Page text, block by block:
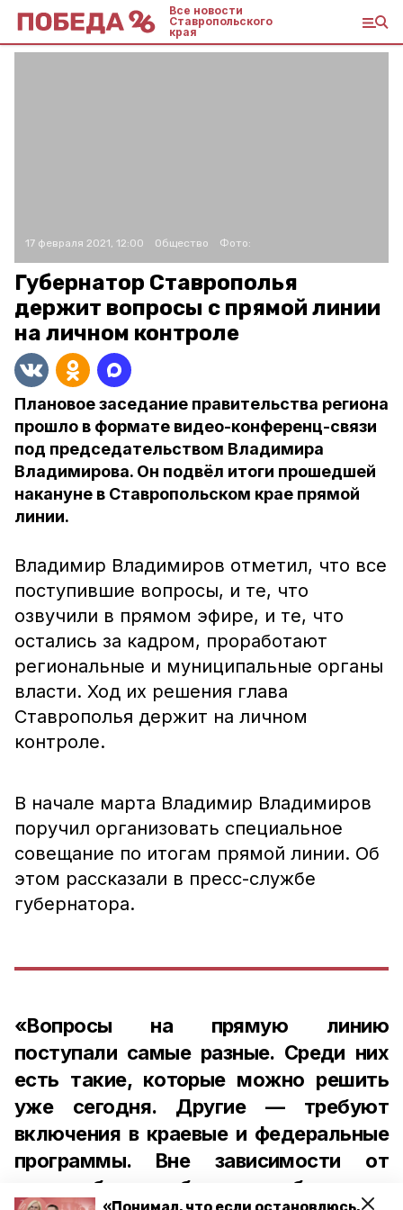
Все новости
Ставропольского
края
17 февраля 2021, 12:00 Общество Фото:
Губернатор Ставрополья
держит вопросы с прямой линии
на личном контроле
Плановое заседание правительства региона
прошло в формате видео-конференц-связи
под председательством Владимира
Владимирова. Он подвёл итоги прошедшей
накануне в Ставропольском крае прямой
линии.
Владимир Владимиров отметил, что все
поступившие вопросы, и те, что
озвучили в прямом эфире, и те, что
остались за кадром, проработают
региональные и муниципальные органы
власти. Ход их решения глава
Ставрополья держит на личном
контроле.
В начале марта Владимир Владимиров
поручил организовать специальное
совещание по итогам прямой линии. Об
этом рассказали в пресс-службе
губернатора.
«Вопросы на прямую линию
поступали самые разные. Среди них
есть такие, которые можно решить
уже сегодня. Другие — требуют
включения в краевые и федеральные
программы. Вне зависимости от
масштаба проблемы, обращения